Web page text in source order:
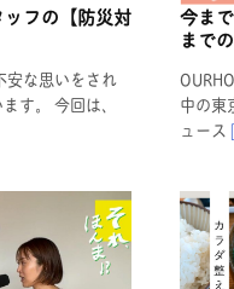
フの【防災対
な思いをされ
す。 今回は、
今ま
まで
中の東
ュース